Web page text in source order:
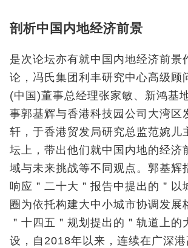
剖析中国内地经济前景
是次论坛亦有就中国内地经济前景
论，冯氏集团利丰研究中心高级顾
(中国)董事总经理张家敏、新鸿基
事郭基辉与香港科技园公司大湾区
轩，于香港贸发局研究总监范婉儿
坛上，带出他们就中国内地的经济
域与未来挑战等不同观点。郭基辉
响应＂二十大＂报告中提出的＂以
圈为依托构建大中小城市协调发展
＂十四五＂规划提出的＂轨道上的
设，自2018年以来，连续在广深